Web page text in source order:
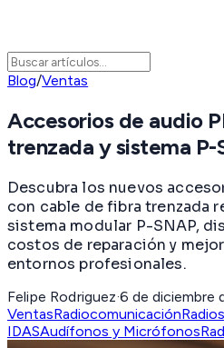
Blog/Ventas
Accesorios de audio
trenzada y sistema P-
Descubra los nuevos
con cable de fibra trenzada
sistema modular P-SNAP,
costos de reparación y
entornos profesionales.
Felipe Rodriguez·6 de diciembre
VentasRadiocomunicación
IDASAudífonos y Micrófonos